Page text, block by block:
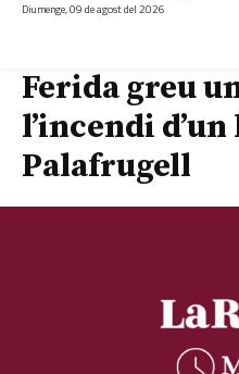
Diumenge, 09 de agost del 2026
Ferida greu
l’incendi
Palafrugell